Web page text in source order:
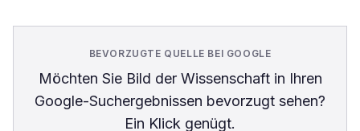
BEVORZUGTE QUELLE BEI GOOGLE
Möchten Sie Bild der Wissenschaftin Ihren
Google-Suchergebnissen bevorzugt sehen?
Ein Klick genügt.